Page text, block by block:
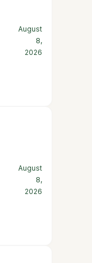
August
8,
2026
August
8,
2026